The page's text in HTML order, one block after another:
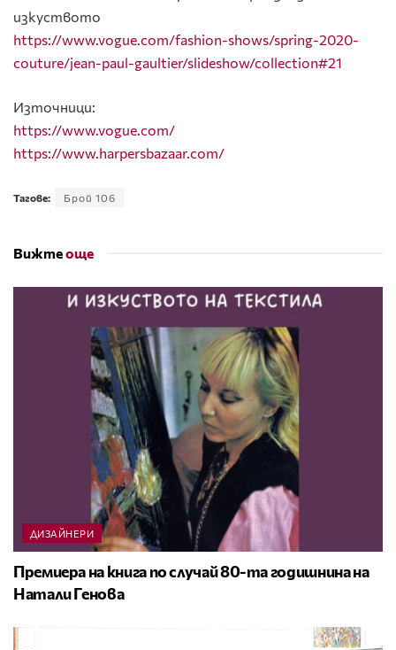
изкуството
https://www.vogue.com/fashion-shows/spring-2020-
couture/jean-paul-gaultier/slideshow/collection#21
Източници:
https://www.vogue.com/
https://www.harpersbazaar.com/
Тагове: Брой 106
Вижтеоще
ДИЗАЙНЕРИ
Премиера на книга по случай 80-та годишнина на
Натали Генова